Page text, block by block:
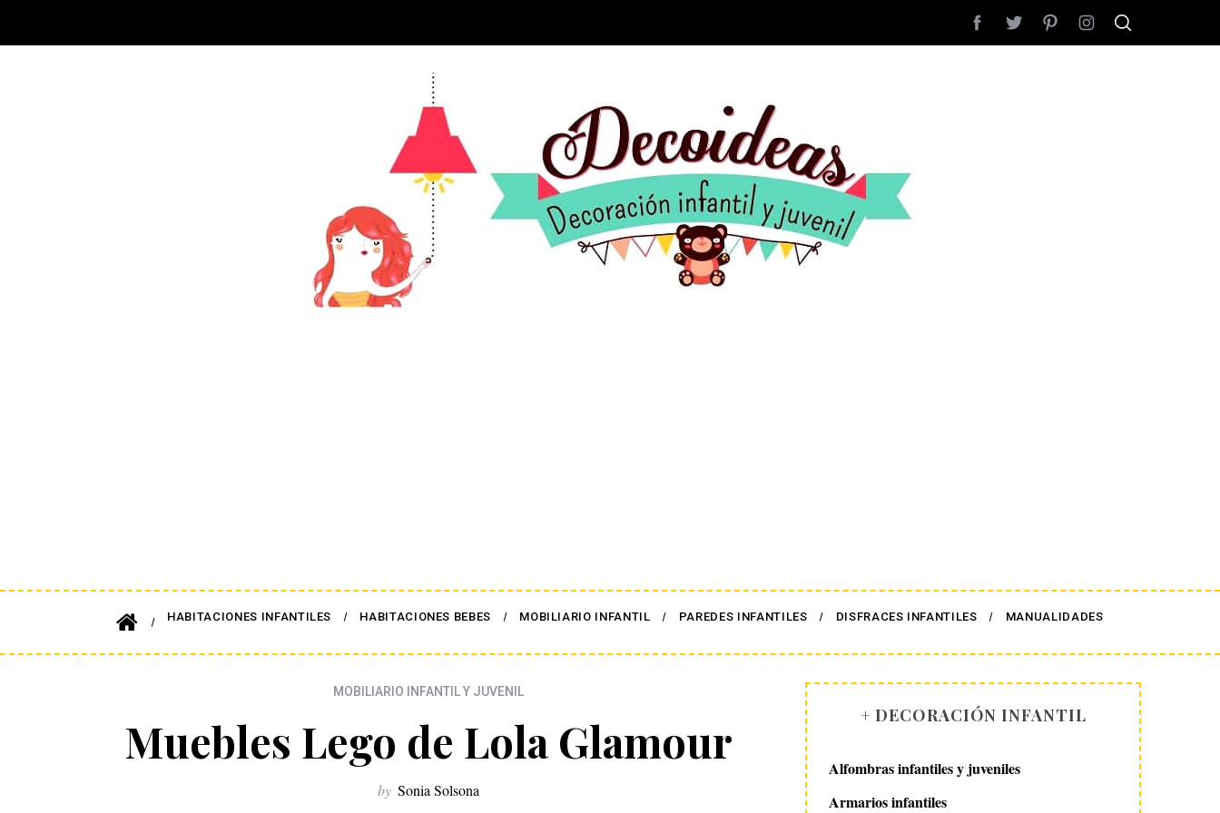
HABITACIONES INFANTILES HABITACIONES BEBES MOBILIARIO INFANTIL PAREDES INFANTILES DISFRACES INFANTILES MANUALIDADES
MOBILIARIO INFANTIL Y JUVENIL
Muebles Lego de Lola Glamour
by Sonia Solsona
+ DECORACIÓN INFANTIL
Alfombras infantiles y juveniles
Armarios infantiles